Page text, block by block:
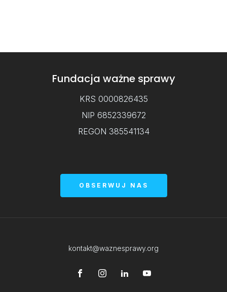
Fundacja ważne sprawy
KRS 0000826435
NIP 6852339672
REGON 385541134
OBSERWUJ NAS
kontakt@waznesprawy.org